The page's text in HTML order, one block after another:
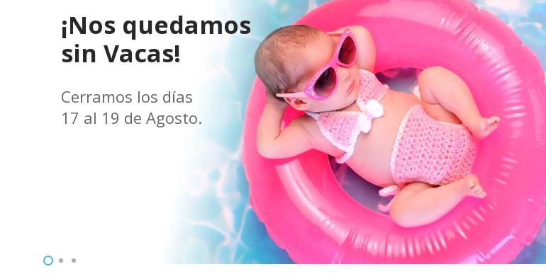
¡Nos quedamos
sin Vacas!
Cerramos los días
17 al 19 de Agosto.